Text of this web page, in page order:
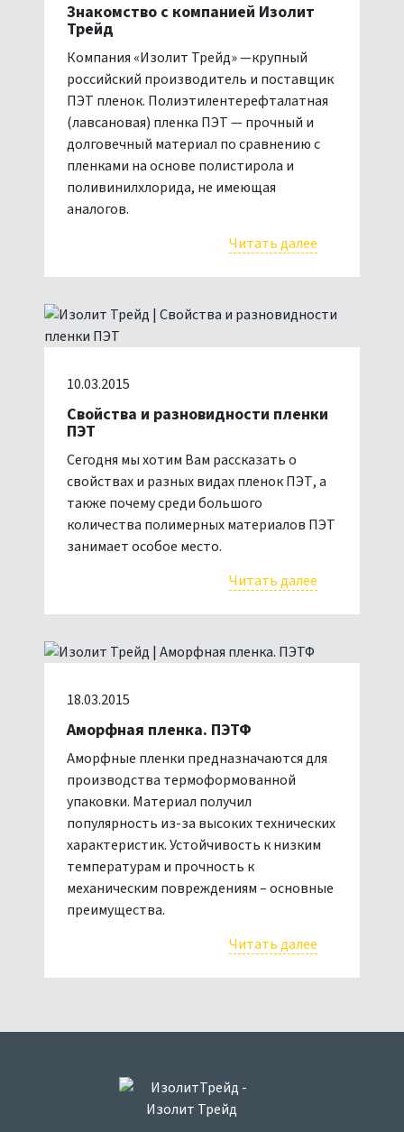
Знакомство с компанией Изолит
Трейд
Компания «Изолит Трейд» —крупный
российский производитель и поставщик
ПЭТ пленок. Полиэтилентерефталатная
(лавсановая) пленка ПЭТ — прочный и
долговечный материал по сравнению с
пленками на основе полистирола и
поливинилхлорида, не имеющая
аналогов.
Читать далее
10.03.2015
Свойства и разновидности пленки
ПЭТ
Сегодня мы хотим Вам рассказать о
свойствах и разных видах пленок ПЭТ, а
также почему среди большого
количества полимерных материалов ПЭТ
занимает особое место.
Читать далее
18.03.2015
Аморфная пленка. ПЭТФ
Аморфные пленки предназначаются для
производства термоформованной
упаковки. Материал получил
популярность из-за высоких технических
характеристик. Устойчивость к низким
температурам и прочность к
механическим повреждениям – основные
преимущества.
Читать далее